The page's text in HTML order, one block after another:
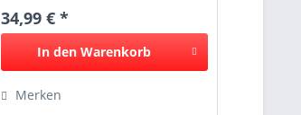
testid="conversation-turn-17"
data-turn="user"...
34,99 € *
In den Warenkorb
Merken